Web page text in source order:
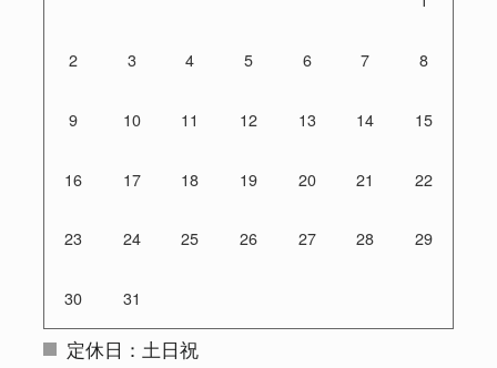
2 3 4 5 6 7 8
9 10 11 12 13 14 15
16 17 18 19 20 21 22
23 24 25 26 27 28 29
30 31
定休日：土日祝